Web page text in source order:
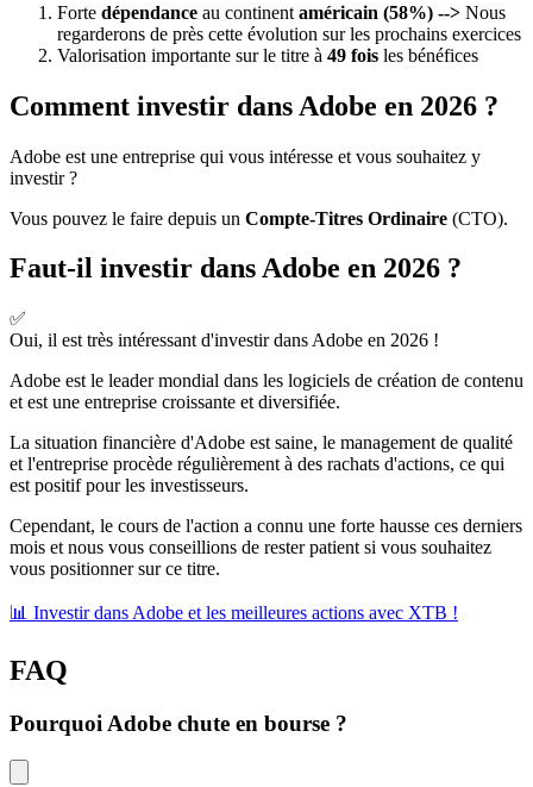
Forte dépendance au continent américain (58%) --> Nous
regarderons de près cette évolution sur les prochains exercices
Valorisation importante sur le titre à 49 fois les bénéfices
Comment investir dans Adobe en 2026 ?
Adobe est une entreprise qui vous intéresse et vous souhaitez y
investir ?
Vous pouvez le faire depuis un Compte-Titres Ordinaire (CTO).
Faut-il investir dans Adobe en 2026 ?
✅
Oui, il est très intéressant d'investir dans Adobe en 2026 !
Adobe est le leader mondial dans les logiciels de création de contenu
et est une entreprise croissante et diversifiée.
La situation financière d'Adobe est saine, le management de qualité
et l'entreprise procède régulièrement à des rachats d'actions, ce qui
est positif pour les investisseurs.
Cependant, le cours de l'action a connu une forte hausse ces derniers
mois et nous vous conseillions de rester patient si vous souhaitez
vous positionner sur ce titre.
📊 Investir dans Adobe et les meilleures actions avec XTB !
FAQ
Pourquoi Adobe chute en bourse ?